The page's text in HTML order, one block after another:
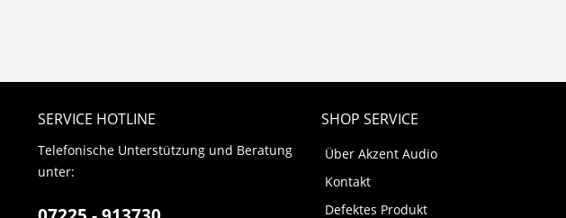
SERVICE HOTLINE
Telefonische Unterstützung und Beratung
unter:
SHOP SERVICE
Über Akzent Audio
Kontakt
Defektes Produkt